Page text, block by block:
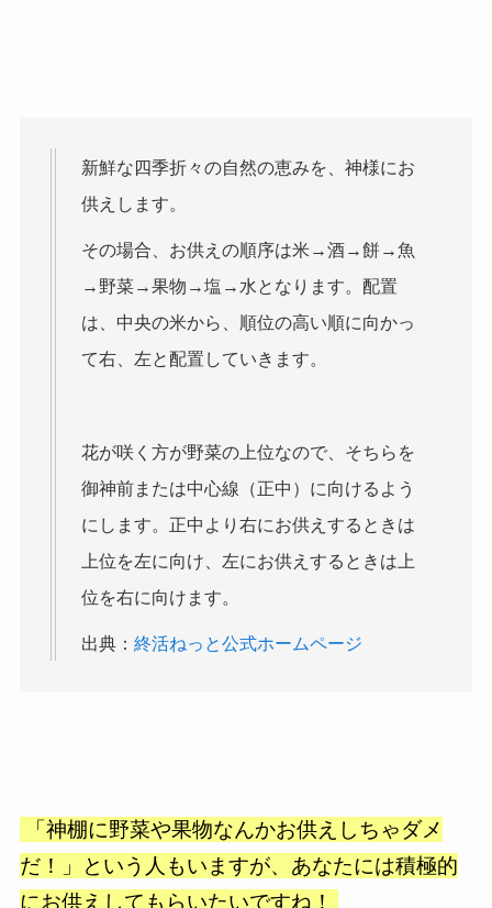
新鮮な四季折々の自然の恵みを、神様にお
供えします。
その場合、お供えの順序は米→酒→餅→魚
→野菜→果物→塩→水となります。配置
は、中央の米から、順位の高い順に向かっ
て右、左と配置していきます。
花が咲く方が野菜の上位なので、そちらを
御神前または中心線（正中）に向けるよう
にします。正中より右にお供えするときは
上位を左に向け、左にお供えするときは上
位を右に向けます。
出典：終活ねっと公式ホームページ
「神棚に野菜や果物なんかお供えしちゃダメ
だ！」という人もいますが、あなたには積極的
にお供えしてもらいたいですね！